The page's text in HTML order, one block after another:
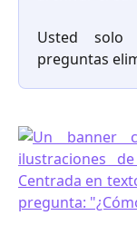
Usted solo
preguntas